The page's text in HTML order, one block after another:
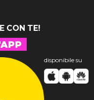
CON TE!
disponibile su